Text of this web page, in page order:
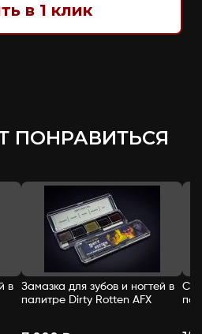
в 1 клик
ПОНРАВИТЬСЯ
в
Замазка для зубов и ногтей в
палитре Dirty Rotten AFX